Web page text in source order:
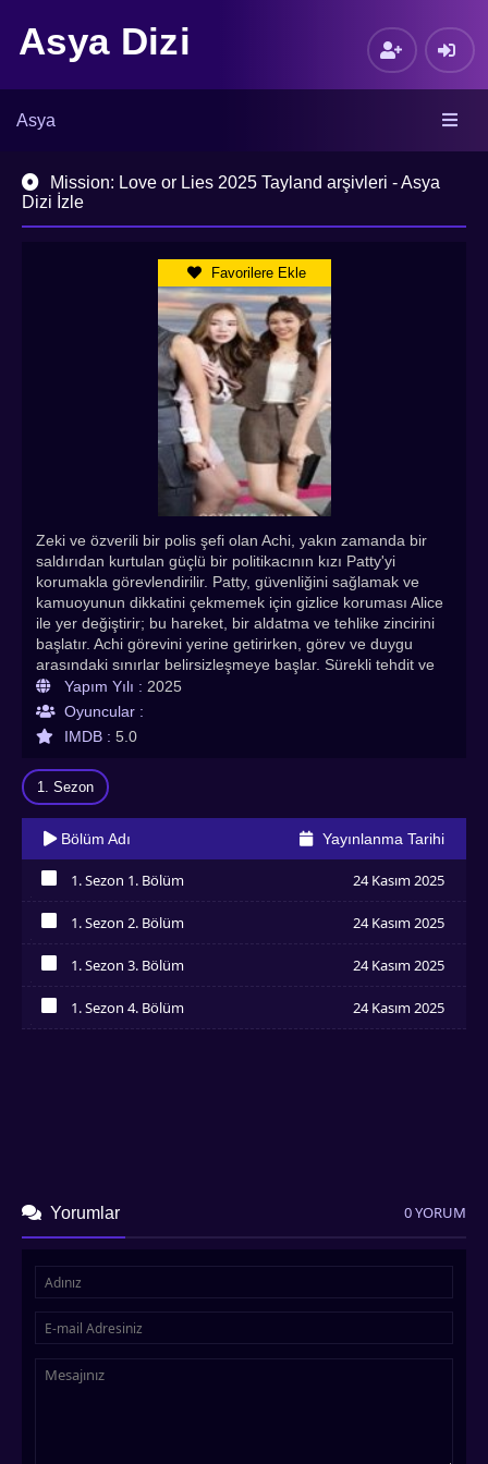
Asya Dizi
Asya
Mission: Love or Lies 2025 Tayland arşivleri - Asya
Dizi İzle
Favorilere Ekle
Zeki ve özverili bir polis şefi olan Achi, yakın zamanda bir
saldırıdan kurtulan güçlü bir politikacının kızı Patty'yi
korumakla görevlendirilir. Patty, güvenliğini sağlamak ve
kamuoyunun dikkatini çekmemek için gizlice koruması Alice
ile yer değiştirir; bu hareket, bir aldatma ve tehlike zincirini
başlatır. Achi görevini yerine getirirken, görev ve duygu
arasındaki sınırlar belirsizleşmeye başlar. Sürekli tehdit ve
gizlilik içinde, beklenmedik duygular filizlenir. Ancak yalan
katmanlarının altında, hem Patty hem de Alice, Achi'nin
güvenini ve kalbini de dahil olmak üzere her şeyi yerle bir
edebilecek sırlar barındırır.
Yapım Yılı : 2025
Oyuncular :
IMDB : 5.0
1. Sezon
Bölüm Adı Yayınlanma Tarihi
1. Sezon 1. Bölüm 24 Kasım 2025
1. Sezon 2. Bölüm 24 Kasım 2025
1. Sezon 3. Bölüm 24 Kasım 2025
İzledim
1. Sezon 4. Bölüm 24 Kasım 2025
Yorumlar 0 YORUM